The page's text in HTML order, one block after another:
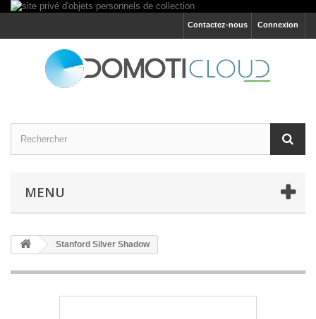
Connexion
Contactez-nous
MENU
Stanford Silver Shadow